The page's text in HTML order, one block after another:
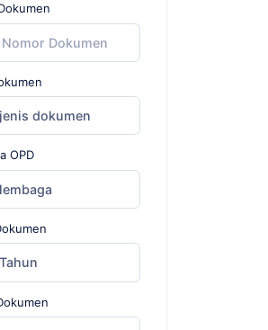
dokumen
OPD